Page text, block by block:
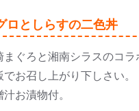
ロとしらすの二色丼
まぐろと湘南シラスのコラ
でお召し上がり下しさい。
汁お漬物付。